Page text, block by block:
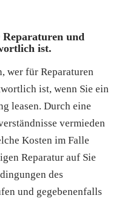
und
ist.
wer für Reparaturen
ist, wenn Sie ein
leasen. Durch eine
vermieden
Kosten im Falle
Reparatur auf Sie
des
und gegebenenfalls